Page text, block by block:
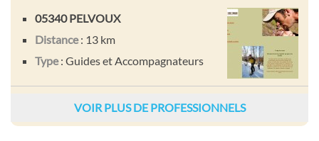
05340 PELVOUX
Distance: 13 km
Type: Guides et Accompagnateurs
VOIR PLUS DE PROFESSIONNELS